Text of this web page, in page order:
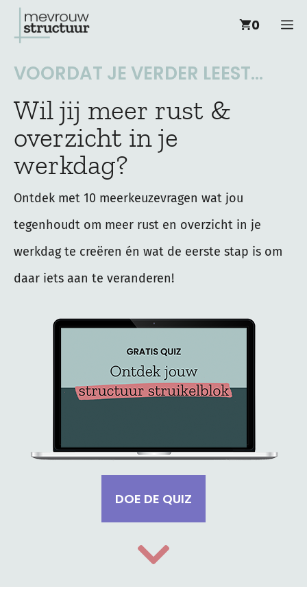
naar
0
VOORDAT JE VERDER LEEST...
Wil jij meer rust &
overzicht in je
werkdag?
Ontdek met 10 meerkeuzevragen wat jou
tegenhoudt om meer rust en overzicht in je
werkdag te creëren én wat de eerste stap is om
daar iets aan te veranderen!
DOE DE QUIZ